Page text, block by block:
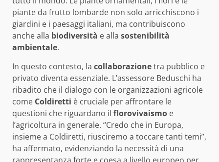
piante da frutto lombarde non solo arricchiscono i
giardini e i paesaggi italiani, ma contribuiscono
anche alla biodiversità e alla sostenibilità
ambientale.
In questo contesto, la collaborazionetra pubblico e
privato diventa essenziale. L’assessore Beduschi ha
ribadito che il dialogo con le organizzazioni agricole
come Coldiretti è cruciale per affrontare le
questioni che riguardano il florovivaismo e
l’agricoltura in generale. “Credo che in Europa,
insieme a Coldiretti, riusciremo a toccare tanti temi”,
ha affermato, evidenziando la necessità di una